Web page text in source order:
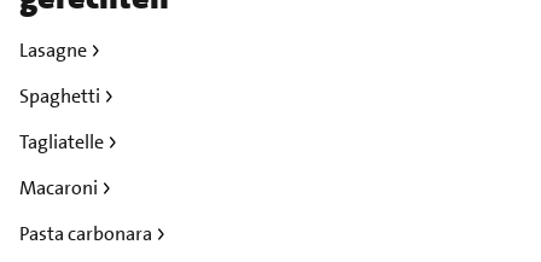
Lasagne
Spaghetti
Tagliatelle
Macaroni
Pasta carbonara